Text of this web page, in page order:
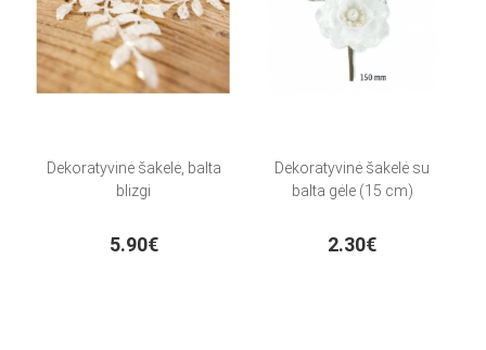
Dekoratyvinė šakelė, balta
blizgi
5.90€
Dekoratyvinė šakelė su
balta gėle (15 cm)
2.30€